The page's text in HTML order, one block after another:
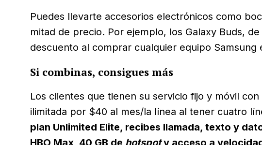
Puedes llevarte accesorios electrónicos como
mitad de precio. Por ejemplo, los Galaxy Buds,
descuento al comprar cualquier equipo Samsung
Si combinas, consigues más
Los clientes que tienen su servicio fijo y móvil
ilimitada por $40 al mes/la línea al tener cuatro
plan Unlimited Elite, recibes llamada, texto y
HBO Max, 40 GB de hotspoty acceso a